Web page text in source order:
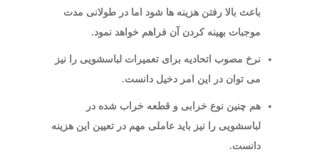
باعث بالا رفتن هزینه ها شود اما در طولانی مدت
موجبات بهینه کردن آن فراهم خواهد نمود.
نرخ مصوب اتحادیه برای تعمیرات لباسشویی را نیز
می توان در این امر دخیل دانست.
هم چنین نوع خرابی و قطعه خراب شده در
لباسشویی را نیز باید عاملی مهم در تعیین این هزینه
دانست.